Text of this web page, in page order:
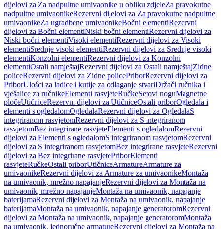
dijelovi za Za nadpultne umivaonike u obliku zdjeleZa pravokutne
nadpultne umivaonikeRezervni dijelovi za Za pravokutne nadpultne
umivaonikeZa ugradbene umivaonikeBočni elementiRezervni
dijelovi za Bočni elementiNiski bočni elementiRezervni dijelovi za
Niski bočni elementiVisoki elementiRezervni dijelovi za Visoki
elementiSrednje visoki elementiRezervni dijelovi za Srednje visoki
elementiKonzolni elementiRezervni dijelovi za Konzolni
elementiOstali namještajRezervni dijelovi za Ostali namještajZidne
policeRezervni dijelovi za Zidne policePriborRezervni dijelovi za
PriborUlošci za ladice i kutije za odlaganje stvariDržači ručnika i
vješalice za ručnikeElementi rasvjeteRučkeSetovi noguMagnetne
pločeUtičniceRezervni dijelovi za UtičniceOstali priborOgledala i
elementi s ogledalomOgledalaRezervni dijelovi za OgledalaS
integriranom rasvjetomRezervni dijelovi za S integriranom
rasvjetomBez integrirane rasvjeteElementi s ogledalomRezervni
dijelovi za Elementi s ogledalomS integriranom rasvjetomRezervni
dijelovi za S integriranom rasvjetomBez integrirane rasvjeteRezervni
dijelovi za Bez integrirane rasvjetePriborElementi
rasvjeteRučkeOstali priborUtičniceArmatureArmature za
umivaonikeRezervni dijelovi za Armature za umivaonikeMontaža
na umivaonik, mrežno napajanjeRezervni dijelovi za Montaža na
umivaonik, mrežno napajanjeMontaža na umivaonik, napajanje
baterijamaRezervni dijelovi za Montaža na umivaonik, napajanje
baterijamaMontaža na umivaonik, napajanje generatoromRezervni
dijelovi za Montaža na umivaonik, napajanje generatoromMontaža
na umivaonik, jednoručne armatureRezervni dijelovi za Montaža na